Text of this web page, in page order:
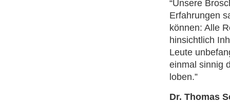
“Unsere
Erfahrungen
können: Alle
hinsichtlich
Leute
einmal sinnig
loben.”
Dr. Thomas